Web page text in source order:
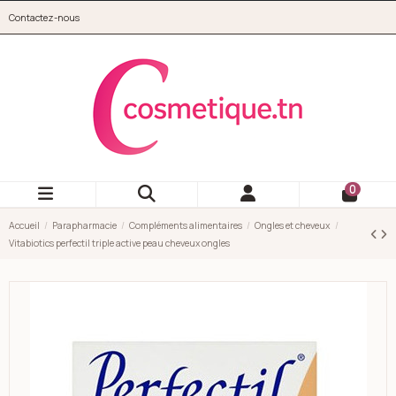
Contactez-nous
0
Accueil Parapharmacie Compléments alimentaires
Ongles et cheveux
Vitabiotics perfectil triple active peau cheveux ongles